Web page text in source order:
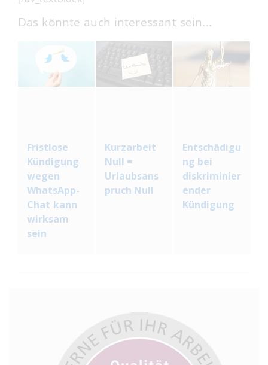
Das könnte auch interessant sein...
Fristlose
Kündigung
wegen
WhatsApp-
Chat kann
wirksam
sein
Kurzarbeit
Null =
Urlaubsans
pruch Null
Entschädigu
ng bei
diskriminier
ender
Kündigung